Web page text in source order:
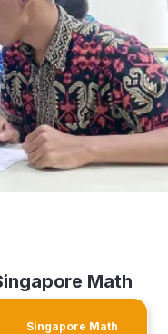
Math
Singapore Math